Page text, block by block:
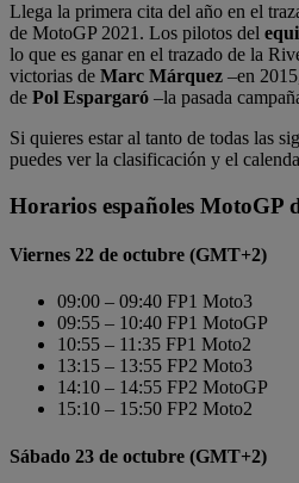
Llega la primera cita del año en el
de MotoGP 2021. Los pilotos del
lo que es ganar en el trazado de la
victorias de Marc Márquez –en
de Pol Espargaró –la pasada
Si quieres estar al tanto de todas las
puedes ver la clasificación y el
Horarios españoles MotoGP
Viernes 22 de octubre (GMT+2)
09:00 – 09:40 FP1 Moto3
09:55 – 10:40 FP1 MotoGP
10:55 – 11:35 FP1 Moto2
13:15 – 13:55 FP2 Moto3
14:10 – 14:55 FP2 MotoGP
15:10 – 15:50 FP2 Moto2
Sábado 23 de octubre (GMT+2)